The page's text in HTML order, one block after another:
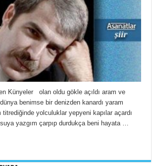
Künyeler olan oldu gökle açıldı aram ve
dünya benimse bir denizden kanardı yaram
titrediğinde yolculuklar yepyeni kapılar açardı
yazgım çarpıp durdukça beni hayata …